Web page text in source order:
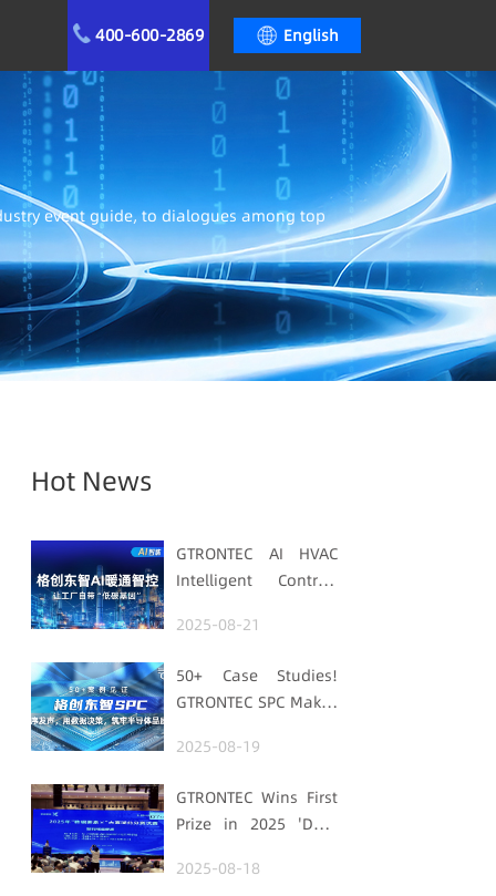
English
400-600-2869
event guide, to dialogues among top
Hot News
GTRONTEC AI HVAC
Intelligent Control:
with "Low-Carbon
2025-08-21
50+ Case Studies!
GTRONTEC SPC Makes
Uses Data for
Strengthens
Semiconductor
Quality Foundation
2025-08-19
GTRONTEC Wins First
Prize in 2025 'Data
Smart Manufacturing
2025-08-18